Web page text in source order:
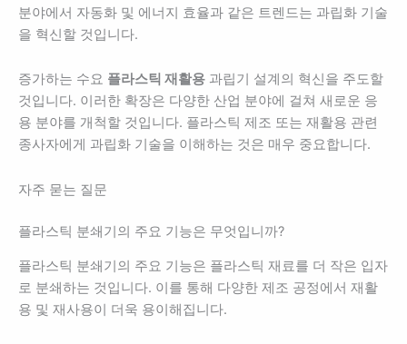
분야에서 자동화 및 에너지 효율과 같은 트렌드는 과립화 기술
을 혁신할 것입니다.
증가하는 수요 플라스틱 재활용 과립기 설계의 혁신을 주도할
것입니다. 이러한 확장은 다양한 산업 분야에 걸쳐 새로운 응
용 분야를 개척할 것입니다. 플라스틱 제조 또는 재활용 관련
종사자에게 과립화 기술을 이해하는 것은 매우 중요합니다.
자주 묻는 질문
플라스틱 분쇄기의 주요 기능은 무엇입니까?
플라스틱 분쇄기의 주요 기능은 플라스틱 재료를 더 작은 입자
로 분쇄하는 것입니다. 이를 통해 다양한 제조 공정에서 재활
용 및 재사용이 더욱 용이해집니다.